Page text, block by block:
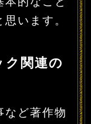
います。
ク関連の
ど著作物